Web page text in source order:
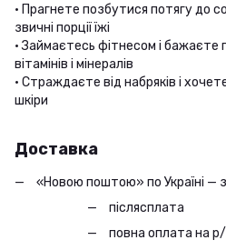
• Прагнете позбутися потягу до
звичні порції їжі
• Займаєтесь фітнесом і бажаєте
вітамінів і мінералів
• Страждаєте від набряків і
шкіри
Доставка
«Новою поштою» по Україні —
післясплата
повна оплата на